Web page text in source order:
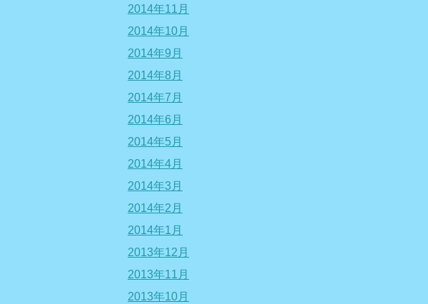
2014年11月
2014年10月
2014年9月
2014年8月
2014年7月
2014年6月
2014年5月
2014年4月
2014年3月
2014年2月
2014年1月
2013年12月
2013年11月
2013年10月